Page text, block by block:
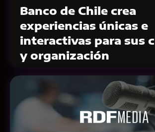
Banco de Chile crea
experiencias únicas e
interactivas para sus
y organización